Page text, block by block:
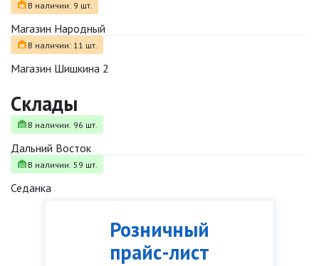
Розничный
прайс-лист
В наличии: 9 шт.
Магазин Народный
В наличии: 11 шт.
Магазин Шишкина 2
Склады
В наличии: 96 шт.
Дальний Восток
В наличии: 59 шт.
Седанка